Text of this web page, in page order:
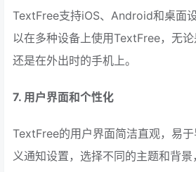
TextFree支持iOS、Android和桌面
以在多种设备上使用TextFree，无论
还是在外出时的手机上。
7. 用户界面和个性化
TextFree的用户界面简洁直观，易
义通知设置，选择不同的主题和背